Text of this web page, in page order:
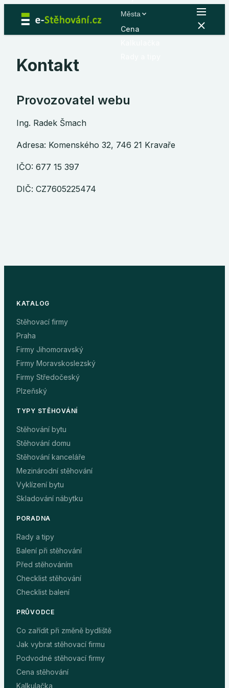
Města
Cena
Kontakt
Provozovatel webu
Ing. Radek Šmach
Adresa: Komenského 32, 746 21 Kravaře
IČO: 677 15 397
DIČ: CZ7605225474
KATALOG
Stěhovací firmy
Praha
Firmy Jihomoravský
Firmy Moravskoslezský
Firmy Středočeský
Plzeňský
TYPY STĚHOVÁNÍ
Stěhování bytu
Stěhování domu
Stěhování kanceláře
Mezinárodní stěhování
Vyklízení bytu
Skladování nábytku
PORADNA
Rady a tipy
Balení při stěhování
Před stěhováním
Checklist stěhování
Checklist balení
PRŮVODCE
Co zařídit při změně bydliště
Jak vybrat stěhovací firmu
Podvodné stěhovací firmy
Cena stěhování
Kalkulačka